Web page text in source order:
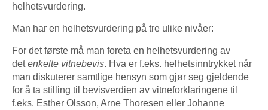
helhetsvurdering.
Man har en helhetsvurdering på tre ulike nivåer:
For det første må man foreta en helhetsvurdering av
detenkelte vitnebevis. Hva er f.eks. helhetsinntrykket når
man diskuterer samtlige hensyn som gjør seg gjeldende
for å ta stilling til bevisverdien av vitneforklaringene til
f.eks. Esther Olsson, Arne Thoresen eller Johanne